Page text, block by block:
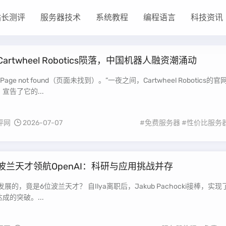
测评 服务器技术 系统教程 编程语言 科技资讯
Robotics陨落，中国机器人融资潮涌动
宣告了它的...
网 2026-07-07 #免费服务器 #性价比服务
兰天才领航OpenAI：科研与应用挑战并存
展的，竟是6位波兰天才？ 自Ilya离职后，Jakub Pachocki接棒，实现
成的突破。...